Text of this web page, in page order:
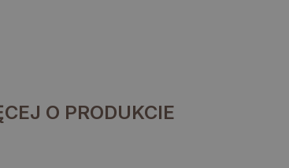
O PRODUKCIE